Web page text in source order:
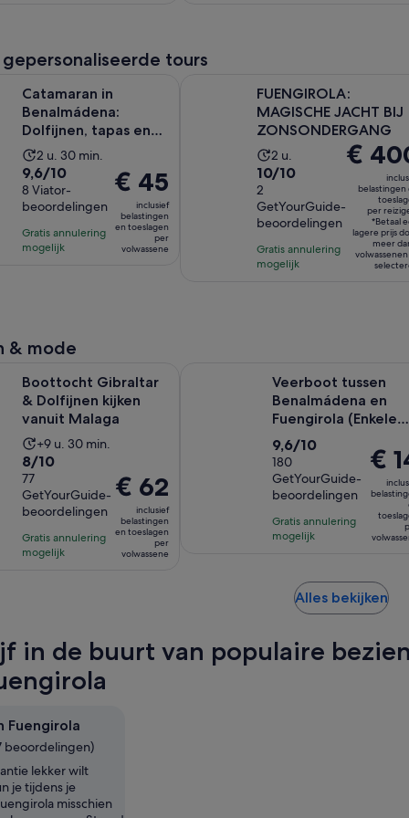
tours
Catamaran in
Benalmádena:
Dolfijnen, tapas en
zwemmen in de zee
(2 uur en 3...
De
activiteit
duurt
2
uur
en
2 u. 30 min.
9.6
van
10
met
8
9,6/10
8 Viator-
beoordelingen
Gratis annulering
mogelijk
De
prijs
is
€ 45
per
€ 45
inclusief
belastingen
en toeslagen
per
volwassene
FUENGIROLA:
MAGISCHE JACHT BIJ
ZONSONDERGANG
De
activiteit
2
uur
2 u.
10.0
van
10
met
2
beoordelingen
10/10
2
GetYourGuide-
beoordelingen
Gratis annulering
mogelijk
De
prijs
€ 400
per
reiziger*
€
belastingen
per
*Betaal
lagere prijs
meer
& mode
Boottocht Gibraltar
& Dolfijnen kijken
vanuit Malaga
De
activiteit
9
uur
en
30
+9 u. 30 min.
8.0
van
10
met
77
beoordelingen
8/10
77
GetYourGuide-
beoordelingen
Gratis annulering
mogelijk
De
prijs
is
€ 62
per
€ 62
inclusief
belastingen
en toeslagen
per
volwassene
Veerboot tussen
Benalmádena en
Fuengirola (Enkele
reis of retour)
9.6
van
10
met
180
beoordelingen
9,6/10
180
GetYourGuide-
beoordelingen
Gratis annulering
mogelijk
De
prijs
is
€ 14
per
€
Alles bekijken
tab
in de buurt van populaire
Fuengirola
beoordelingen)
lekker wilt
je tijdens je
misschien